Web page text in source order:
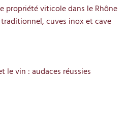
propriété viticole dans le Rhône
cuves inox et cave
le vin : audaces réussies